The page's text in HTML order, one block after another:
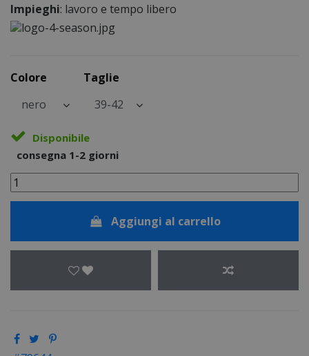
Impieghi: lavoro e tempo libero
Colore Taglie
Disponibile
consegna 1-2 giorni
Aggiungi al carrello